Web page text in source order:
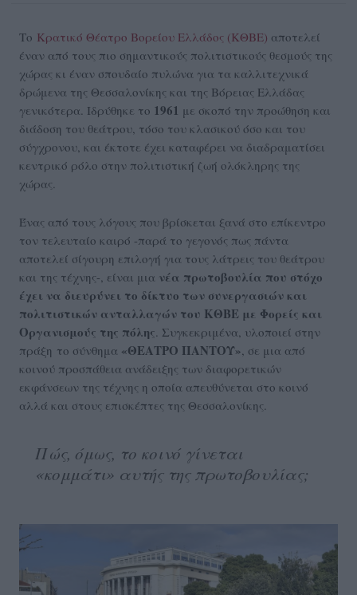
Το Κρατικό Θέατρο Βορείου Ελλάδος (ΚΘΒΕ) αποτελεί
έναν από τους πιο σημαντικούς πολιτιστικούς θεσμούς της
χώρας κι έναν σπουδαίο πυλώνα για τα καλλιτεχνικά
δρώμενα της Θεσσαλονίκης και της Βόρειας Ελλάδας
γενικότερα. Ιδρύθηκε το 1961 με σκοπό την προώθηση και
διάδοση του θεάτρου, τόσο του κλασικού όσο και του
σύγχρονου, και έκτοτε έχει καταφέρει να διαδραματίσει
κεντρικό ρόλο στην πολιτιστική ζωή ολόκληρης της
χώρας.
Ένας από τους λόγους που βρίσκεται ξανά στο επίκεντρο
τον τελευταίο καιρό -παρά το γεγονός πως πάντα
αποτελεί σίγουρη επιλογή για τους λάτρεις του θεάτρου
και της τέχνης-, είναι μια νέα πρωτοβουλία που στόχο
έχει να διευρύνει το δίκτυο των συνεργασιών και
πολιτιστικών ανταλλαγών του ΚΘΒΕ με Φορείς και
Οργανισμούς της πόλης. Συγκεκριμένα, υλοποιεί στην
πράξη το σύνθημα «ΘΕΑΤΡΟ ΠΑΝΤΟΥ», σε μια από
κοινού προσπάθεια ανάδειξης των διαφορετικών
εκφάνσεων της τέχνης η οποία απευθύνεται στο κοινό
αλλά και στους επισκέπτες της Θεσσαλονίκης.
Πώς, όμως, το κοινό γίνεται
«κομμάτι» αυτής της πρωτοβουλίας;